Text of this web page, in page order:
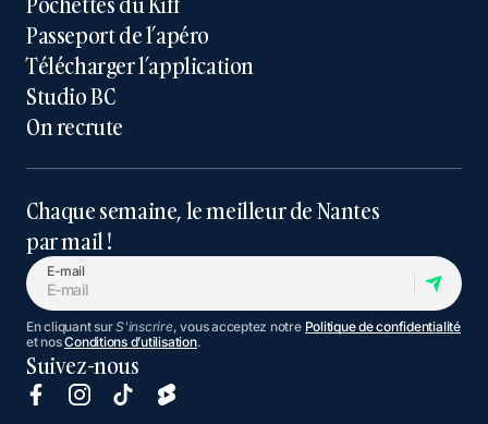
Passeport de l’apéro
Télécharger l’application
Studio BC
On recrute
Chaque semaine, le meilleur de Nantes
par mail !
E-mail
En cliquant surS'inscrire, vous acceptez notre Politique de confidentialité
et nosConditions d’utilisation.
Suivez-nous